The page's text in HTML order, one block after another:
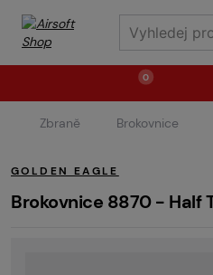
0
Zbraně Střelivo / plyny
Náhradní díly / upgrade
Zbraně Brokovnice
GOLDEN EAGLE
Brokovnice 8870 - Half